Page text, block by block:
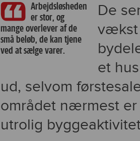
Arbejdsløsheden
er stor, og
mange overlever af de
små beløb, de kan tjene
ved at sælge varer.
De
vækst
et
ud, selvom
området nærmest
utrolig